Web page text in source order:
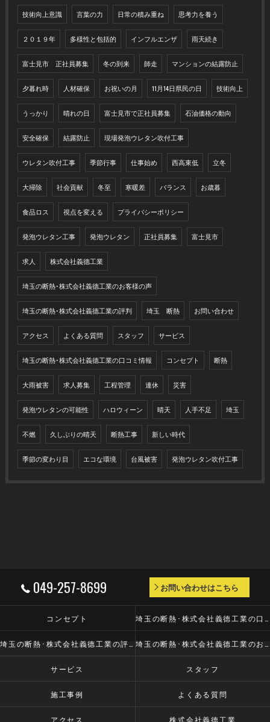
技術向上意識 言葉の力 日常の積み重ね 思考力を養う
２０１９年 多様性と包括的 インフルエンザ 雨天続き
富士見市 正社員募集 冬の到来 師走 マンションの結露防止
夕暮れ時 人材確保 お祝いの月 11月14日県民の日 技術向上
うっかり 晴れの日 富士見市で正社員募集 石油価格の動向
安全確保 結露防止 現場発泡ウレタン吹付工事
ウレタン吹付工事 季節行事 仕事始め 西高東低 立冬
大掃除 社会貢献 冬至 寒暖差 バランス お歳暮
食品ロス 視点を変える プライバシーポリシー
発泡ウレタン工事 発泡ウレタン 正社員募集 富士見市
求人 株式会社義德工業
埼玉の断熱･株式会社義德工業のお客様の声
埼玉の断熱･株式会社義德工業の評判 埼玉 断熱 お問い合わせ
アクセス よくある質問 スタッフ サービス
埼玉の断熱･株式会社義德工業の口コミ情報 コンセプト 断熱
大雨被害 求人募集 工程管理 連休 災害
発泡ウレタンの可能性 ハロウィーン 晴天 人手不足 埼玉
不燃 久しぶりの晴天 断熱工事 新しい時代
季節の変わり目 エコな環境 台風被害 発泡ウレタン吹付工事
049-257-8699 お問い合わせはこちら
コンセプト
サービス スタッフ
施工事例 よくある質問
アクセス 株式会社義德工業